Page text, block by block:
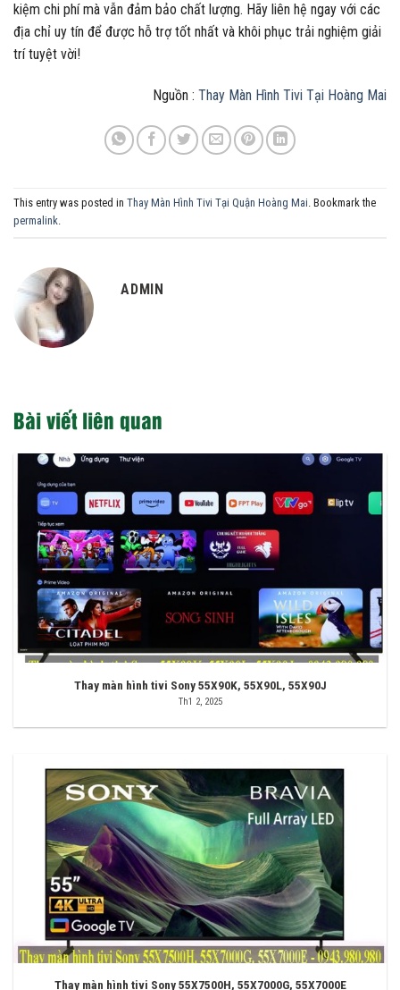
kiệm chi phí mà vẫn đảm bảo chất lượng. Hãy liên hệ ngay với các
địa chỉ uy tín để được hỗ trợ tốt nhất và khôi phục trải nghiệm giải
trí tuyệt vời!
Nguồn : Thay Màn Hình Tivi Tại Hoàng Mai
This entry was posted in Thay Màn Hình Tivi Tại Quận Hoàng Mai. Bookmark the
permalink.
ADMIN
Bài viết liên quan
Thay màn hình tivi Sony 55X90K, 55X90L, 55X90J
Th1 2, 2025
Thay màn hình tivi Sony 55X7500H, 55X7000G, 55X7000E